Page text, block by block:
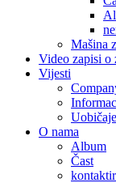
Mašina
Video zapisi o
Vijesti
O nama
Album
Čast